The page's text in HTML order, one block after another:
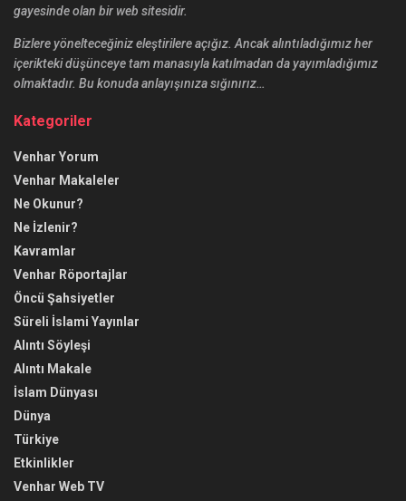
gayesinde olan bir web sitesidir.
Bizlere yönelteceğiniz eleştirilere açığız. Ancak alıntıladığımız her
içerikteki düşünceye tam manasıyla katılmadan da yayımladığımız
olmaktadır. Bu konuda anlayışınıza sığınırız…
Kategoriler
Venhar Yorum
Venhar Makaleler
Ne Okunur?
Ne İzlenir?
Kavramlar
Venhar Röportajlar
Öncü Şahsiyetler
Süreli İslami Yayınlar
Alıntı Söyleşi
Alıntı Makale
İslam Dünyası
Dünya
Türkiye
Etkinlikler
Venhar Web TV